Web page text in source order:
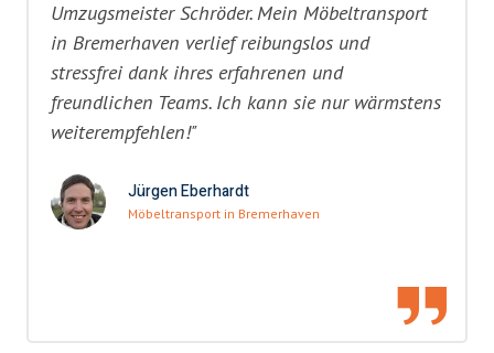
Umzugsmeister Schröder. Mein Möbeltransport
in Bremerhaven verlief reibungslos und
stressfrei dank ihres erfahrenen und
freundlichen Teams. Ich kann sie nur wärmstens
weiterempfehlen!"
Jürgen Eberhardt
Möbeltransport in Bremerhaven